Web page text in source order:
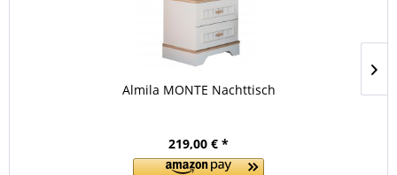
Almila MONTE Nachttisch
219,00 € *